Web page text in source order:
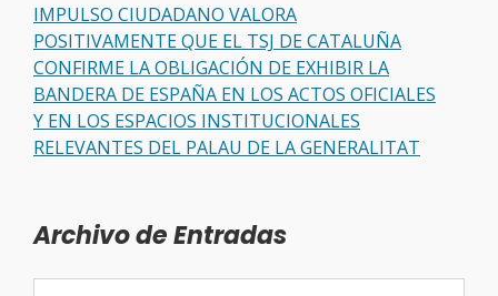
IMPULSO CIUDADANO VALORA
POSITIVAMENTE QUE EL TSJ DE CATALUÑA
CONFIRME LA OBLIGACIÓN DE EXHIBIR LA
BANDERA DE ESPAÑA EN LOS ACTOS OFICIALES
Y EN LOS ESPACIOS INSTITUCIONALES
RELEVANTES DEL PALAU DE LA GENERALITAT
Archivo de Entradas